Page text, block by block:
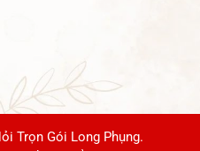
Trọn Gói Long Phụng.